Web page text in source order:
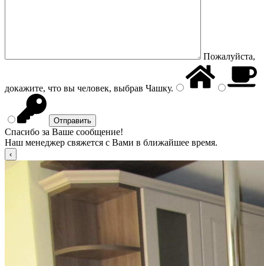
Пожалуйста,
докажите, что вы человек, выбрав Чашку.
Спасибо за Ваше сообщение!
Наш менеджер свяжется с Вами в ближайшее время.